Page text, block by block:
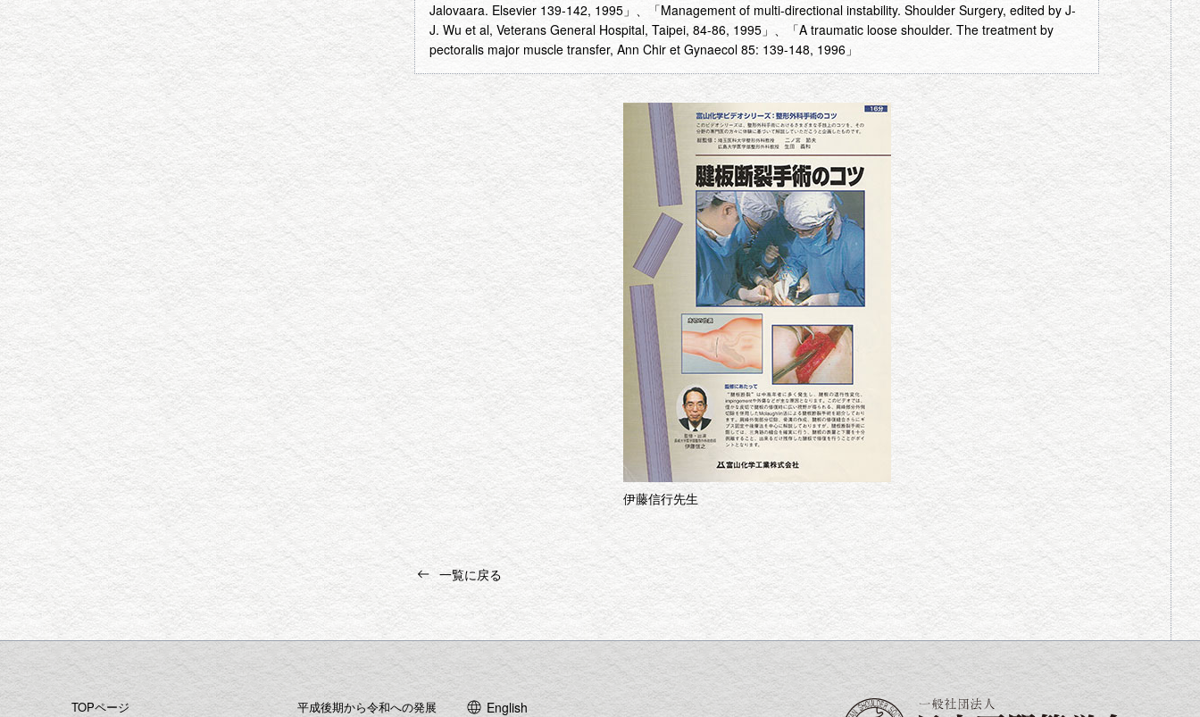
Jalovaara. Elsevier 139-142, 1995」、「Management of multi-directional instability. Shoulder Surgery, edited by J-
J. Wu et al, Veterans General Hospital, Taipei, 84-86, 1995」、「A traumatic loose shoulder. The treatment by
pectoralis major muscle transfer, Ann Chir et Gynaecol 85: 139-148, 1996」
伊藤信行先生
一覧に戻る
TOPページ 平成後期から令和への発展 English